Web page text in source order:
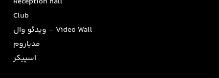
Club
ویدئو وال – Video Wall
مدیاروم
اسپیکر